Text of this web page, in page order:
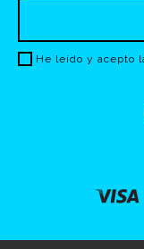
He leído y acepto